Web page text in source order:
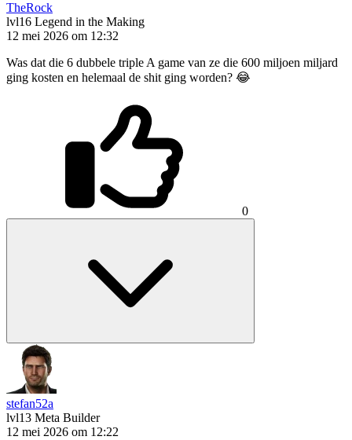
TheRock
lvl16 Legend in the Making
12 mei 2026 om 12:32
Was dat die 6 dubbele triple A game van ze die 600 miljoen miljard
ging kosten en helemaal de shit ging worden? 😂
0
stefan52a
lvl13 Meta Builder
12 mei 2026 om 12:22